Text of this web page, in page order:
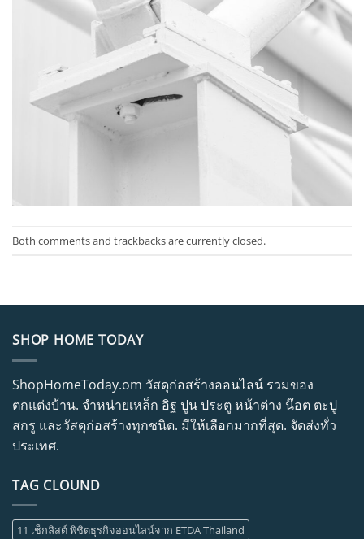
Both comments and trackbacks are currently closed.
SHOP HOME TODAY
ShopHomeToday.om วัสดุก่อสร้างออนไลน์ รวมของ
ตกแต่งบ้าน. จำหน่ายเหล็ก อิฐ ปูน ประตู หน้าต่าง น๊อต ตะปู
สกรู และวัสดุก่อสร้างทุกชนิด. มีให้เลือกมากที่สุด. จัดส่งทั่ว
ประเทศ.
TAG CLOUND
11 เช็กลิสต์ พิชิตธุรกิจออนไลน์จาก ETDA Thailand